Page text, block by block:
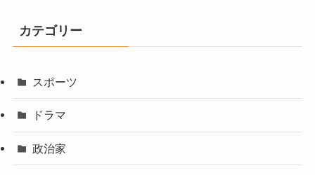
カテゴリー
スポーツ
ドラマ
政治家